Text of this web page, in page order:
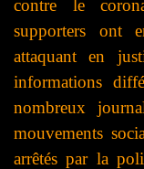
contre le
supporters ont
attaquant en
informations
nombreux
mouvements
arrêtés par la